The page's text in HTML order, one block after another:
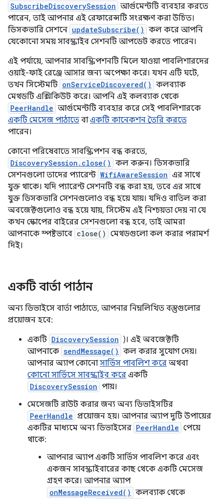
SubscribeDiscoverySession আর্গুমেন্টটি ব্যবহার করতে
পারেন, তাই আপনার এই রেফারেন্সটি সংরক্ষণ করা উচিত।
ডিসকভারি সেশনে updateSubscribe() কল করে আপনি
যেকোনো সময় সাবস্ক্রাইব সেশনটি আপডেট করতে পারেন।
এই পর্যায়ে, আপনার সাবস্ক্রিপশনটি মিলে যাওয়া পাবলিশারদের
ওয়াই-ফাই রেঞ্জে আসার জন্য অপেক্ষা করে। যখন এটি ঘটে,
তখন সিস্টেমটি onServiceDiscovered() কলব্যাক
মেথডটি এক্সিকিউট করে। আপনি এই কলব্যাক থেকে
PeerHandle আর্গুমেন্টটি ব্যবহার করে সেই পাবলিশারকে
একটি মেসেজ পাঠাতে বাএকটি কানেকশন তৈরি করতে
পারেন।
কোনো পরিষেবাতে সাবস্ক্রিপশন বন্ধ করতে,
DiscoverySession.close() কল করুন। ডিসকভারি
সেশনগুলো তাদের প্যারেন্ট WifiAwareSession এর সাথে
যুক্ত থাকে। যদি প্যারেন্ট সেশনটি বন্ধ করা হয়, তবে এর সাথে
যুক্ত ডিসকভারি সেশনগুলোও বন্ধ হয়ে যায়। যদিও বাতিল করা
অবজেক্টগুলোও বন্ধ হয়ে যায়, সিস্টেম এই নিশ্চয়তা দেয় না যে
কখন স্কোপের বাইরের সেশনগুলো বন্ধ হবে, তাই আমরা
আপনাকে স্পষ্টভাবে close() মেথডগুলো কল করার পরামর্শ
দিই।
একটি বার্তা পাঠান
অন্য ডিভাইসে বার্তা পাঠাতে, আপনার নিম্নলিখিত বস্তুগুলোর
প্রয়োজন হবে:
একটি DiscoverySession )। এই অবজেক্টটি
আপনাকে sendMessage() কল করার সুযোগ দেয়।
আপনার অ্যাপ কোনোসার্ভিস পাবলিশ করে অথবা
কোনো সার্ভিসে সাবস্ক্রাইব করে একটি
DiscoverySession পায়।
মেসেজটি রাউট করার জন্য অন্য ডিভাইসটির
PeerHandle প্রয়োজন হয়। আপনার অ্যাপ দুটি উপায়ের
একটির মাধ্যমে অন্য ডিভাইসের PeerHandle পেয়ে
থাকে:
আপনার অ্যাপ একটি সার্ভিস পাবলিশ করে এবং
একজন সাবস্ক্রাইবারের কাছ থেকে একটি মেসেজ
গ্রহণ করে। আপনার অ্যাপ
onMessageReceived() কলব্যাক থেকে